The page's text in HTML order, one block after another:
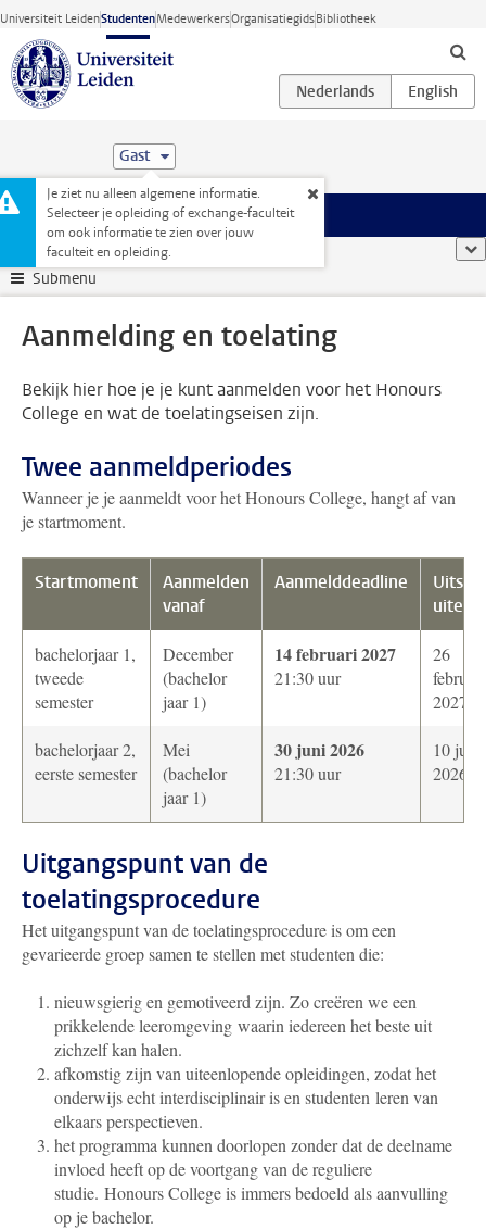
Ga direct naar de inhoud
Universiteit LeidenStudentenMedewerkersOrganisatiegidsBibliotheek
Gast
Je ziet nu alleen algemene informatie.
Selecteer je opleiding of exchange-faculteit
om ook informatie te zien over jouw
faculteit en opleiding.
Menu
Studentenwebsite Aanmelding en toelating
Submenu
Aanmelding en toelating
Bekijk hier hoe je je kunt aanmelden voor het Honours
College en wat de toelatingseisen zijn.
Twee aanmeldperiodes
Wanneer je je aanmeldt voor het Honours College, hangt af van
je startmoment.
Startmoment
Aanmelden
vanaf
Aanmelddeadline
Uitslag
bachelorjaar 1,
tweede
semester
December
(bachelor
jaar 1)
14 februari 2027
21:30 uur
26
februari
2027
bachelorjaar 2,
eerste semester
Mei
(bachelor
jaar 1)
30 juni 2026
21:30 uur
10 juli
2026
Uitgangspunt van de
toelatingsprocedure
Het uitgangspunt van de toelatingsprocedure is om een
gevarieerde groep samen te stellen met studenten die:
nieuwsgierig en gemotiveerd zijn. Zo creëren we een
prikkelende leeromgeving waarin iedereen het beste uit
zichzelf kan halen.
afkomstig zijn van uiteenlopende opleidingen, zodat het
onderwijs echt interdisciplinair is en studenten leren van
elkaars perspectieven.
het programma kunnen doorlopen zonder dat de deelname
invloed heeft op de voortgang van de reguliere
studie. Honours College is immers bedoeld als aanvulling
op je bachelor.